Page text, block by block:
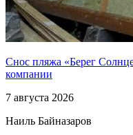
Снос пляжа «Берег
компании
7 августа 2026
Наиль Байназаров